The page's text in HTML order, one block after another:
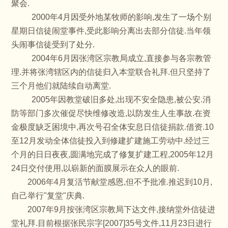
聚会.
2000年4月因受外地某牧师的影响,发生了一场个别
星期日信徒闹堂事件,受此影响分离出去部分信徒.当年领
头闹事信徒受到了处分.
2004年6月因张湾区宗教局成立,直接参与各宗教管
理.并将张湾辖区内的信徒归入本堂联合礼拜.但只坚持了
三个月他们就陆续自动离堂.
2005年因教堂破旧多处,出现不安全隐患,被公安.消
防等部门多次催促尽快维修改造,以防发生人生事故.在资
金极度缺乏困境中,再次号召全体安息日信徒捐款.借资.10
至12 月发动全体信徒投入到修建扩建施工劳动中.经过三
个月的日日夜夜, 圆满地完成了修复扩建工程,2005年12 月
24日交付使用 ,以崭新的面膜展示在众人的眼前.
2006年4月复活节献堂感恩,但不予批准.推迟到 10月 ,
自己举行"复堂"庆典.
2007年9 月按张湾区宗教局下达文件,接纳堂外信徒进
堂礼拜. 目前根据张民宗字 [2007]35号文件,11 月23日进行